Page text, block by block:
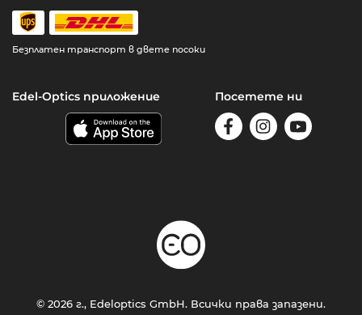
Безплатен транспорт в двете посоки
Edel-Optics приложение Посетете ни
© 2026 г., Edeloptics GmbH. Всички права запазени.